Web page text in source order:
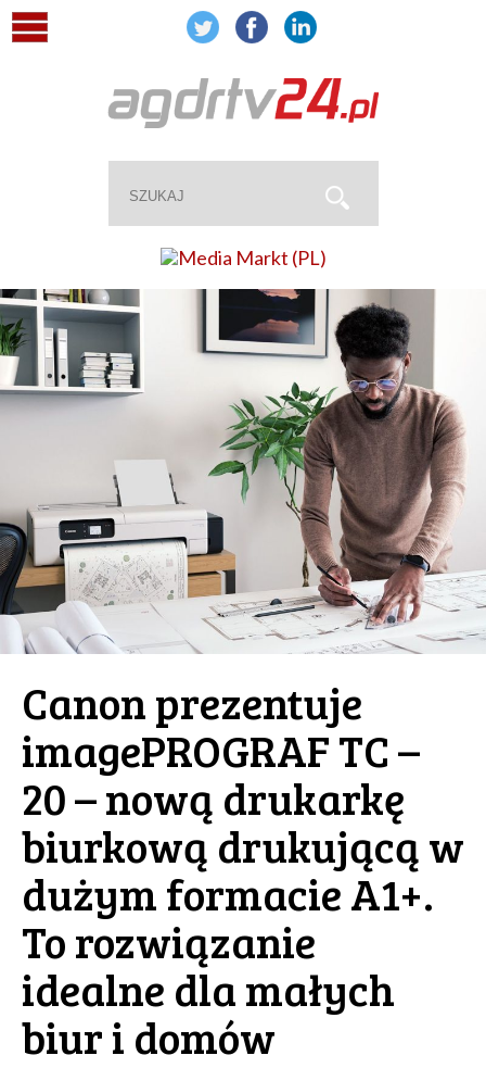
Canon prezentuje
imagePROGRAF TC –
20 – nową drukarkę
biurkową drukującą w
dużym formacie A1+.
To rozwiązanie
idealne dla małych
biur i domów